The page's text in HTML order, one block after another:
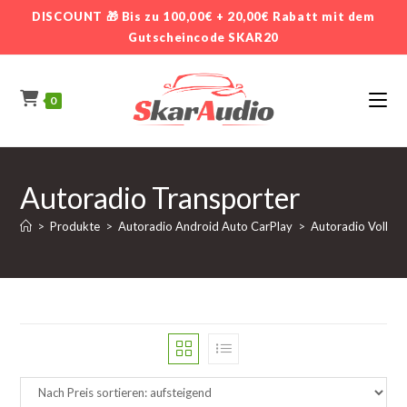
springen
DISCOUNT 🎁 Bis zu 100,00€ + 20,00€ Rabatt mit dem
Gutscheincode SKAR20
0
Autoradio Transporter
> Produkte > Autoradio Android Auto CarPlay > Autoradio